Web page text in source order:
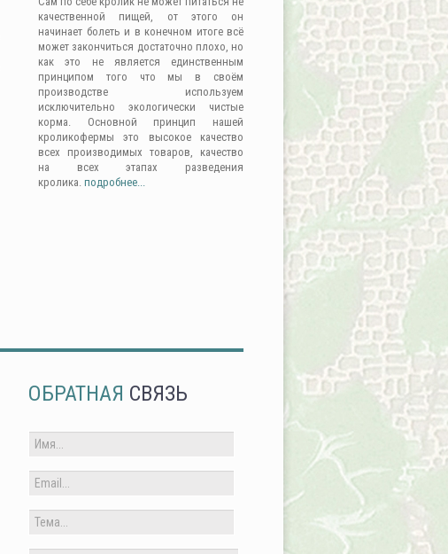
качественной пищей, от этого он
начинает болеть и в конечном итоге всё
может закончиться достаточно плохо, но
как это не является единственным
принципом того что мы в своём
производстве используем
исключительно экологически чистые
корма. Основной принцип нашей
кроликофермы это высокое качество
всех производимых товаров, качество
на всех этапах разведения
кролика. подробнее...
ОБРАТНАЯ СВЯЗЬ